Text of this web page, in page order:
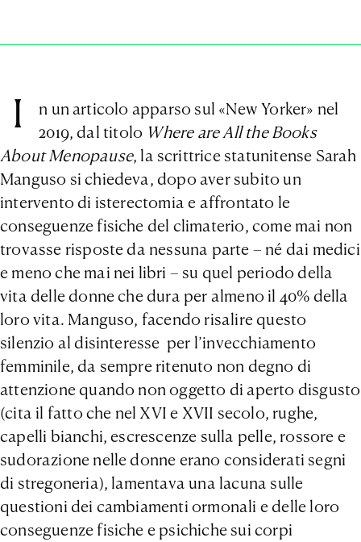
I
n un articolo apparso sul «New Yorker» nel
2019, dal titolo Where are All the Books
About Menopause, la scrittrice statunitense Sarah
Manguso si chiedeva, dopo aver subito un
intervento di isterectomia e affrontato le
conseguenze fisiche del climaterio, come mai non
trovasse risposte da nessuna parte – né dai medici
e meno che mai nei libri – su quel periodo della
vita delle donne che dura per almeno il 40% della
loro vita. Manguso, facendo risalire questo
silenzio al disinteresse per l’invecchiamento
femminile, da sempre ritenuto non degno di
attenzione quando non oggetto di aperto disgusto
(cita il fatto che nel XVI e XVII secolo, rughe,
capelli bianchi, escrescenze sulla pelle, rossore e
sudorazione nelle donne erano considerati segni
di stregoneria), lamentava una lacuna sulle
questioni dei cambiamenti ormonali e delle loro
conseguenze fisiche e psichiche sui corpi